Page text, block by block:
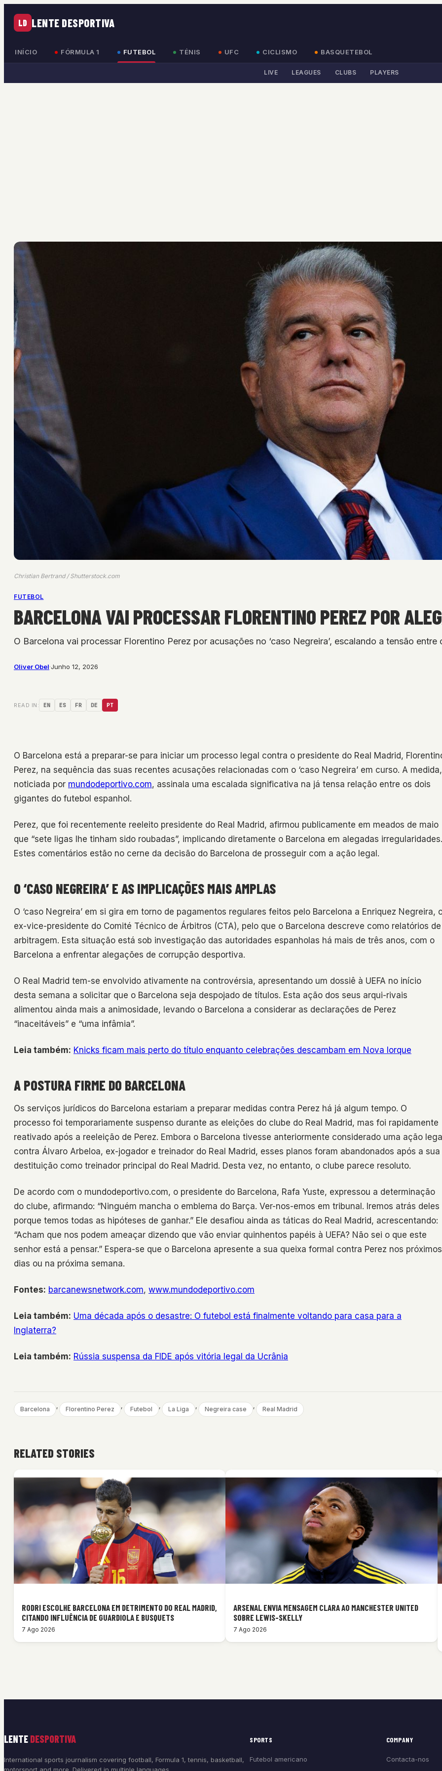
LD LENTE DESPORTIVA
INÍCIO FÓRMULA 1 FUTEBOL TÉNIS UFC CICLISMO BASQUETEBOL
LIVE LEAGUES CLUBS PLAYERS
Christian Bertrand / Shutterstock.com
FUTEBOL
BARCELONA VAI PROCESSAR FLORENTINO PEREZ POR
O Barcelona vai processar Florentino Perez por acusações no ‘caso Negreira’, escalando a tensão
Oliver Obel·Junho 12, 2026
READ IN: EN ES FR DE PT
O Barcelona está a preparar-se para iniciar um processo legal contra o presidente do Real Madrid,
Perez, na sequência das suas recentes acusações relacionadas com o ‘caso Negreira’ em curso. A medida,
noticiada por mundodeportivo.com, assinala uma escalada significativa na já tensa relação entre os dois
gigantes do futebol espanhol.
Perez, que foi recentemente reeleito presidente do Real Madrid, afirmou publicamente em meados de maio
que “sete ligas lhe tinham sido roubadas”, implicando diretamente o Barcelona em alegadas irregularidades.
Estes comentários estão no cerne da decisão do Barcelona de prosseguir com a ação legal.
O ‘CASO NEGREIRA’ E AS IMPLICAÇÕES MAIS AMPLAS
O ‘caso Negreira’ em si gira em torno de pagamentos regulares feitos pelo Barcelona a Enriquez Negreira,
ex-vice-presidente do Comité Técnico de Árbitros (CTA), pelo que o Barcelona descreve como relatórios de
arbitragem. Esta situação está sob investigação das autoridades espanholas há mais de três anos, com o
Barcelona a enfrentar alegações de corrupção desportiva.
O Real Madrid tem-se envolvido ativamente na controvérsia, apresentando um dossiê à UEFA no início
desta semana a solicitar que o Barcelona seja despojado de títulos. Esta ação dos seus arqui-rivais
alimentou ainda mais a animosidade, levando o Barcelona a considerar as declarações de Perez
“inaceitáveis” e “uma infâmia”.
Leia também: Knicks ficam mais perto do título enquanto celebrações descambam em Nova Iorque
A POSTURA FIRME DO BARCELONA
Os serviços jurídicos do Barcelona estariam a preparar medidas contra Perez há já algum tempo. O
processo foi temporariamente suspenso durante as eleições do clube do Real Madrid, mas foi rapidamente
reativado após a reeleição de Perez. Embora o Barcelona tivesse anteriormente considerado uma ação
contra Álvaro Arbeloa, ex-jogador e treinador do Real Madrid, esses planos foram abandonados após a sua
destituição como treinador principal do Real Madrid. Desta vez, no entanto, o clube parece resoluto.
De acordo com o mundodeportivo.com, o presidente do Barcelona, Rafa Yuste, expressou a determinação
do clube, afirmando: “Ninguém mancha o emblema do Barça. Ver-nos-emos em tribunal. Iremos atrás deles
porque temos todas as hipóteses de ganhar.” Ele desafiou ainda as táticas do Real Madrid, acrescentando:
“Acham que nos podem ameaçar dizendo que vão enviar quinhentos papéis à UEFA? Não sei o que este
senhor está a pensar.” Espera-se que o Barcelona apresente a sua queixa formal contra Perez nos próximos
dias ou na próxima semana.
Fontes: barcanewsnetwork.com, www.mundodeportivo.com
Leia também: Uma década após o desastre: O futebol está finalmente voltando para casa para a
Inglaterra?
Leia também: Rússia suspensa da FIDE após vitória legal da Ucrânia
Barcelona , Florentino Perez , Futebol , La Liga , Negreira case , Real Madrid
RELATED STORIES
RODRI ESCOLHE BARCELONA EM DETRIMENTO DO REAL MADRID,
CITANDO INFLUÊNCIA DE GUARDIOLA E BUSQUETS
7 Ago 2026
ARSENAL ENVIA MENSAGEM CLARA AO MANCHESTER UNITED
SOBRE LEWIS-SKELLY
7 Ago 2026
LENTE DESPORTIVA
International sports journalism covering football, Formula 1, tennis, basketball,
SPORTS
Futebol americano
COMPANY
Contacta-nos